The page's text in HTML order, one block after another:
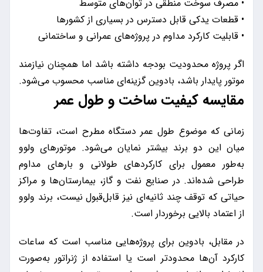
• مصرف سوخت منطقی در توان‌های متوسط
• قطعات یدکی قابل دسترس در بسیاری از کشورها
• قابلیت کارکرد مداوم در پروژه‌های عمرانی و ساختمانی
اگر پروژه محدودیت بودجه داشته باشد اما همچنان نیازمند
موتور پایدار باشد، بادوین گزینه‌ای مناسب محسوب می‌شود.
مقایسه کیفیت ساخت و طول عمر
زمانی که موضوع طول عمر دستگاه مطرح است، تفاوت‌ها
میان این دو برند بیشتر نمایان می‌شود. موتورهای ولوو
به‌طور معمول برای کارکردهای طولانی و بارهای مداوم
طراحی شده‌اند. در صنایع نفت و گاز، بیمارستان‌ها و مراکز
حیاتی که توقف چند ثانیه‌ای نیز قابل‌قبول نیست، برند ولوو
از اعتماد بالایی برخوردار است.
در مقابل، بادوین برای پروژه‌هایی مناسب است که ساعات
کارکرد آن‌ها محدودتر است یا استفاده از ژنراتور به‌صورت